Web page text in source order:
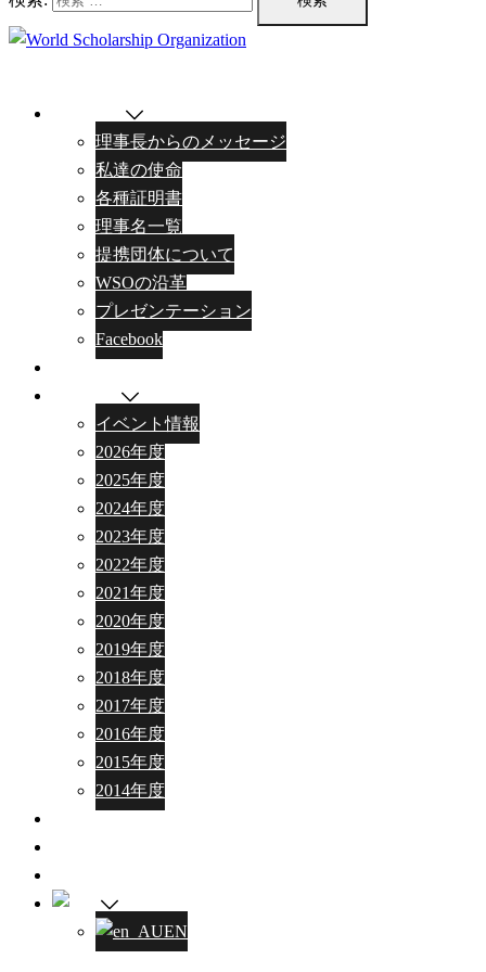
理事長からのメッセージ
私達の使命
各種証明書
理事名一覧
提携団体について
WSOの沿革
プレゼンテーション
Facebook
イベント情報
2026年度
2025年度
2024年度
2023年度
2022年度
2021年度
2020年度
2019年度
2018年度
2017年度
2016年度
2015年度
2014年度
EN